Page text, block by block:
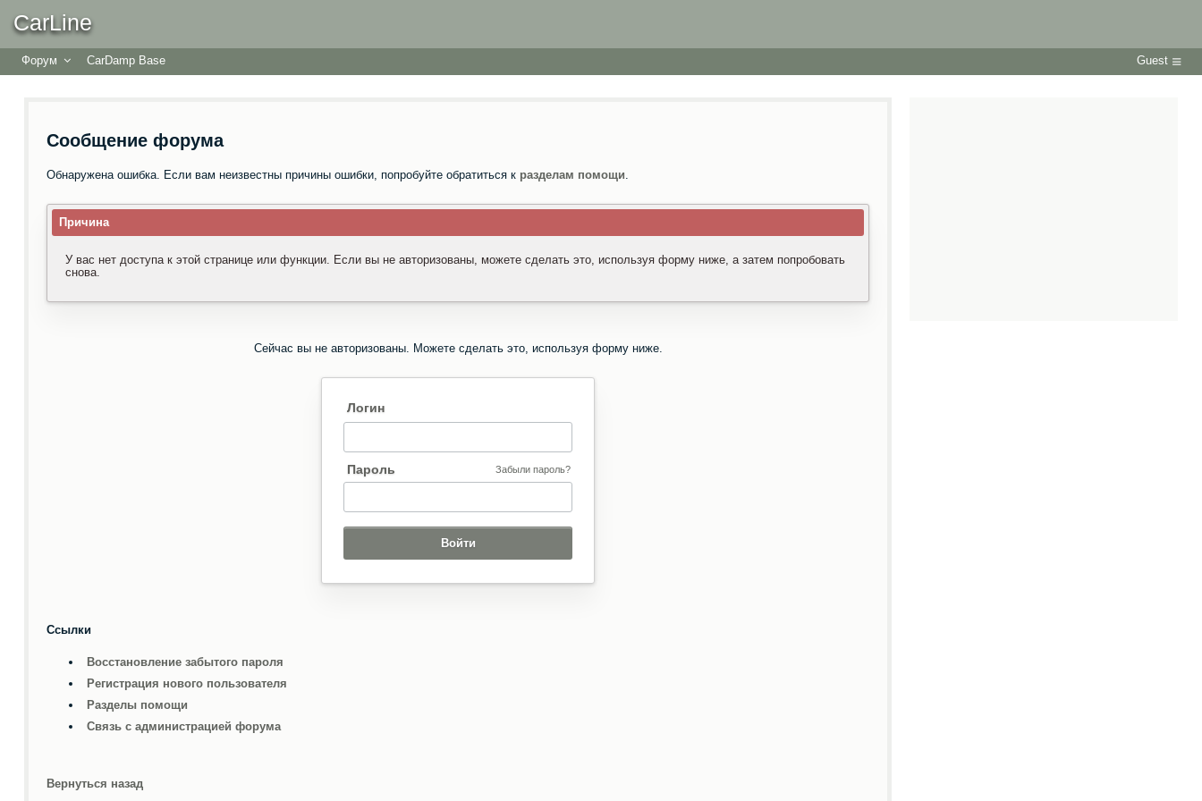
CarLine
Форум CarDamp Base Guest
Сообщение форума
Обнаружена ошибка. Если вам неизвестны причины ошибки, попробуйте обратиться к разделам помощи.
Причина
У вас нет доступа к этой странице или функции. Если вы не авторизованы, можете сделать это, используя форму ниже, а затем попробовать
снова.
Сейчас вы не авторизованы. Можете сделать это, используя форму ниже.
Логин
Пароль Забыли пароль?
Ссылки
Восстановление забытого пароля
Регистрация нового пользователя
Разделы помощи
Связь с администрацией форума
Вернуться назад